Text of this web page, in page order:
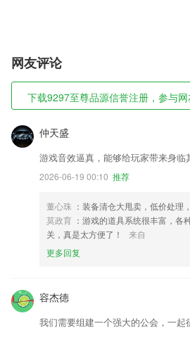
网友评论
下载9297至尊品源信誉注册，参与
仲天盛
游戏音效逼真，能够给玩家带来身临
2026-06-19 00:10 推荐
董心珠 ：装备清仓大甩卖，低价处理
莫政育 ：游戏的道具系统很丰富，各
关，真是太方便了！
来自
更多回复
容杰德
我们需要组建一个强大的公会，一起